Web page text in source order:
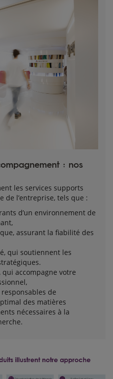
: nos
les services supports
de l’entreprise, tels que :
d’un environnement de
assurant la fiabilité des
qui soutiennent les
qui accompagne votre
de
des matières
nécessaires à la